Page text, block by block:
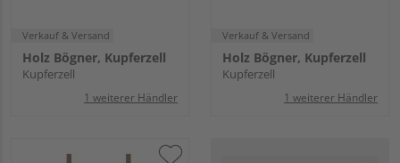
Verkauf & Versand
Holz Bögner, Kupferzell
Kupferzell
1 weiterer Händler
Verkauf & Versand
Holz Bögner, Kupferzell
Kupferzell
1 weiterer Händler